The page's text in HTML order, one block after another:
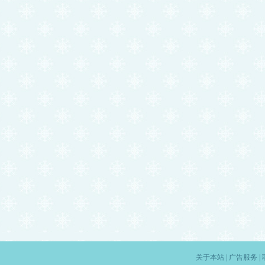
关于本站| 广告服务